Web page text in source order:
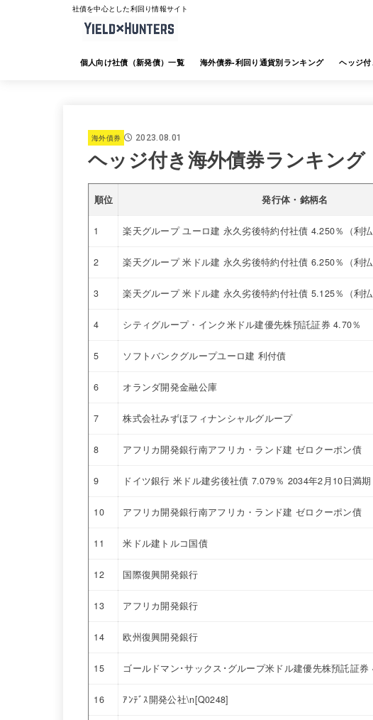
社債を中心とした利回り情報サイト
個人向け社債（新発債）一覧 海外債券-利回り通貨別ランキング ヘッジ
海外債券 2023.08.01
ヘッジ付き海外債券ランキング
順位 発行体・銘柄名
1 楽天グループ ユーロ建 永久劣後特約付社債 4.250％（利払
2 楽天グループ 米ドル建 永久劣後特約付社債 6.250％（利払
3 楽天グループ 米ドル建 永久劣後特約付社債 5.125％（利払
4 シティグループ・インク米ドル建優先株預託証券 4.70％
5 ソフトバンクグループユーロ建 利付債
6 オランダ開発金融公庫
7 株式会社みずほフィナンシャルグループ
8 アフリカ開発銀行南アフリカ・ランド建 ゼロクーポン債
9 ドイツ銀行 米ドル建劣後社債 7.079％ 2034年2月10日満期
10 アフリカ開発銀行南アフリカ・ランド建 ゼロクーポン債
11 米ドル建トルコ国債
12 国際復興開発銀行
13 アフリカ開発銀行
14 欧州復興開発銀行
15 ゴールドマン･サックス･グループ米ドル建優先株預託証券
16 ｱﾝﾃﾞｽ開発公社\n[Q0248]